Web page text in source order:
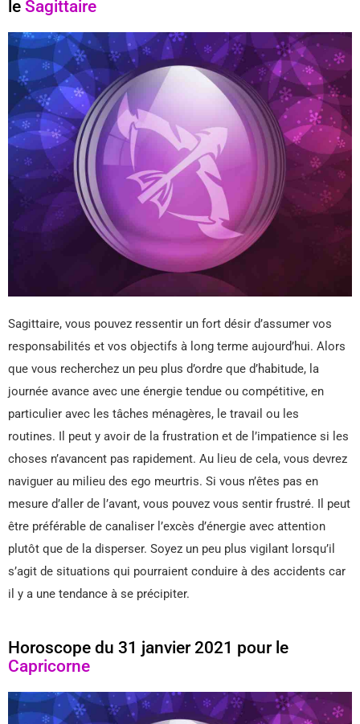
le Sagittaire
Sagittaire, vous pouvez ressentir un fort désir d’assumer vos
responsabilités et vos objectifs à long terme aujourd’hui. Alors
que vous recherchez un peu plus d’ordre que d’habitude, la
journée avance avec une énergie tendue ou compétitive, en
particulier avec les tâches ménagères, le travail ou les
routines. Il peut y avoir de la frustration et de l’impatience si les
choses n’avancent pas rapidement. Au lieu de cela, vous devrez
naviguer au milieu des ego meurtris. Si vous n’êtes pas en
mesure d’aller de l’avant, vous pouvez vous sentir frustré. Il peut
être préférable de canaliser l’excès d’énergie avec attention
plutôt que de la disperser. Soyez un peu plus vigilant lorsqu’il
s’agit de situations qui pourraient conduire à des accidents car
il y a une tendance à se précipiter.
Horoscope du 31 janvier 2021 pour le
Capricorne